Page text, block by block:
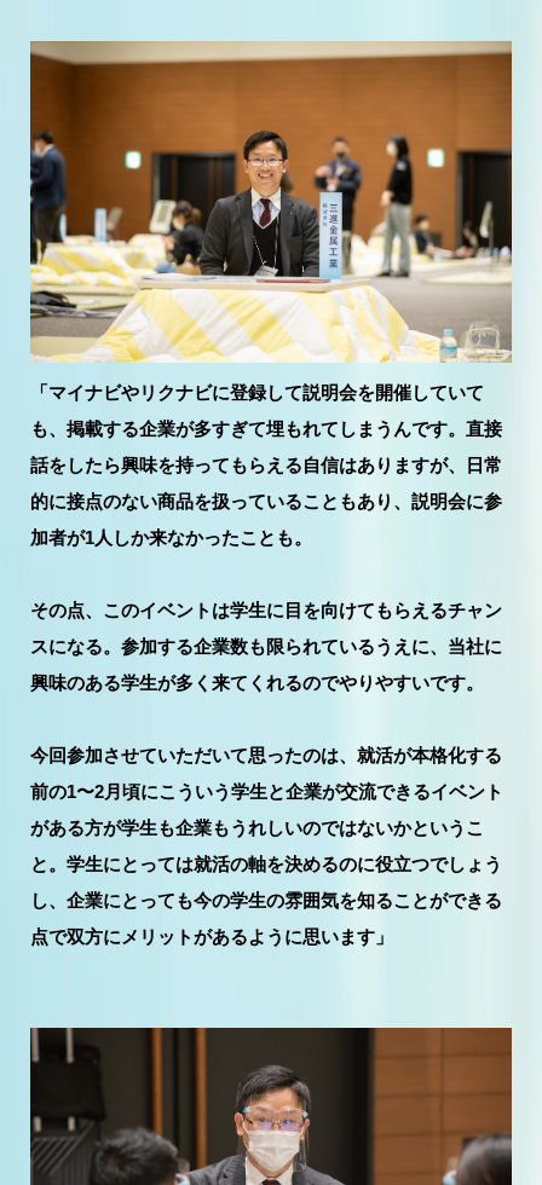
「マイナビやリクナビに登録して説明会を開催していて
も、掲載する企業が多すぎて埋もれてしまうんです。直接
話をしたら興味を持ってもらえる自信はありますが、日常
的に接点のない商品を扱っていることもあり、説明会に参
加者が1人しか来なかったことも。
その点、このイベントは学生に目を向けてもらえるチャン
スになる。参加する企業数も限られているうえに、当社に
興味のある学生が多く来てくれるのでやりやすいです。
今回参加させていただいて思ったのは、就活が本格化する
前の1〜2月頃にこういう学生と企業が交流できるイベント
がある方が学生も企業もうれしいのではないかというこ
と。学生にとっては就活の軸を決めるのに役立つでしょう
し、企業にとっても今の学生の雰囲気を知ることができる
点で双方にメリットがあるように思います」